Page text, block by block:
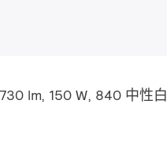
lm, 150 W, 840 中性白